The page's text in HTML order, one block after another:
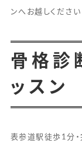
ンへお越しください
骨格診
ッスン
表参道駅徒歩1分